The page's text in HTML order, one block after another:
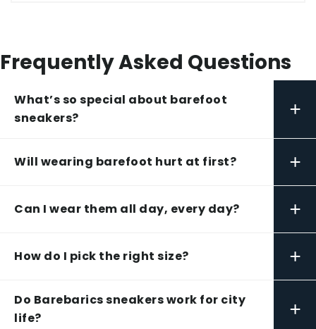
Frequently Asked Questions
What’s so special about barefoot
sneakers?
+
Will wearing barefoot hurt at first? +
Can I wear them all day, every day? +
How do I pick the right size? +
Do Barebarics sneakers work for city
life?
+